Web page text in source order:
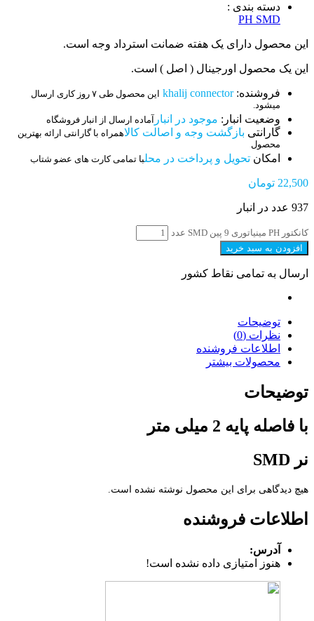
دسته بندی :
PH SMD
این محصول دارای یک هفته ضمانت استرداد وجه است.
این یک محصول اورجینال ( اصل ) است.
فروشنده:khalij connector این محصول طی ۷ روز کاری ارسال
میشود.
وضعیت انبار: موجود در انبار آماده ارسال از انبار فروشگاه
گارانتی بازگشت وجه و اصالت کالاهمراه با گارانتی ارائه بهترین
محصول
امکان تحویل و پرداخت در محلبا تمامی کارت های عضو شتاب
22,500 تومان
937 عدد در انبار
کانکتور PH مینیاتوری 9 پین SMD عدد
افزودن به سبد خرید
ارسال به تمامی نقاط کشور
توضیحات
نظرات (0)
اطلاعات فروشنده
محصولات بیشتر
توضیحات
با فاصله پایه 2 میلی متر
نر SMD
هیچ دیدگاهی برای این محصول نوشته نشده است.
اطلاعات فروشنده
آدرس:
هنوز امتیازی داده نشده است!